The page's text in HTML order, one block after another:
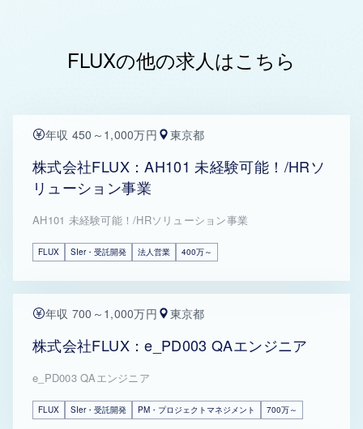
FLUXの他の求人はこちら
年収 450～1,000万円 東京都
株式会社FLUX：AH101 未経験可能！/HRソ
リューション事業
AH101 未経験可能！/HRソリューション事業
FLUX SIer・受託開発 法人営業 400万～
年収 700～1,000万円 東京都
株式会社FLUX：e_PD003 QAエンジニア
e_PD003 QAエンジニア
FLUX SIer・受託開発 PM・プロジェクトマネジメント 700万～